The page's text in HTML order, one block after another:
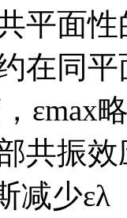
平面
在同
εmax
共振
减少ελ